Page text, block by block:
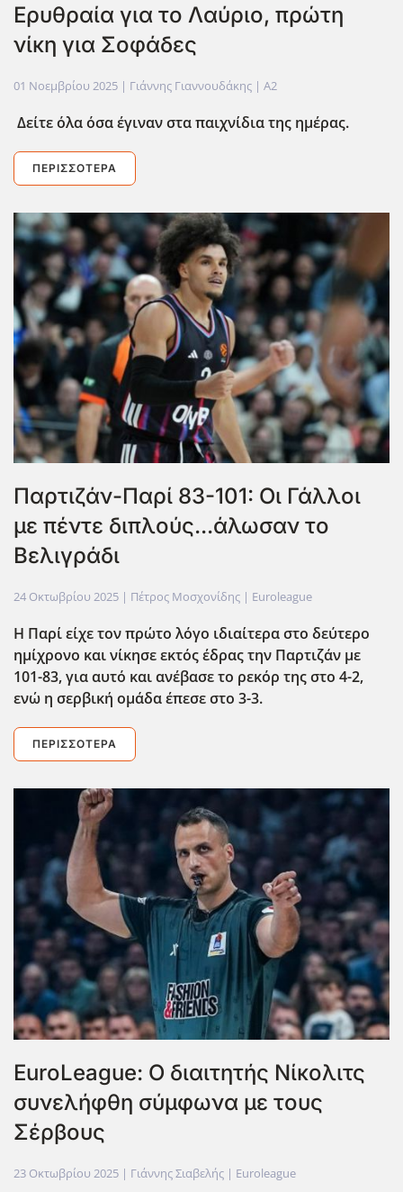
Ερυθραία για το Λαύριο, πρώτη
νίκη για Σοφάδες
01 Νοεμβρίου 2025 | Γιάννης Γιαννουδάκης | A2
Δείτε όλα όσα έγιναν στα παιχνίδια της ημέρας.
ΠΕΡΙΣΣΌΤΕΡΑ
Παρτιζάν-Παρί 83-101: Οι Γάλλοι
με πέντε διπλούς...άλωσαν το
Βελιγράδι
24 Οκτωβρίου 2025 | Πέτρος Μοσχονίδης | Euroleague
Η Παρί είχε τον πρώτο λόγο ιδιαίτερα στο δεύτερο
ημίχρονο και νίκησε εκτός έδρας την Παρτιζάν με
101-83, για αυτό και ανέβασε το ρεκόρ της στο 4-2,
ενώ η σερβική ομάδα έπεσε στο 3-3.
ΠΕΡΙΣΣΌΤΕΡΑ
ΕuroLeague: Ο διαιτητής Νίκολιτς
συνελήφθη σύμφωνα με τους
Σέρβους
23 Οκτωβρίου 2025 | Γιάννης Σιαβελής | Euroleague